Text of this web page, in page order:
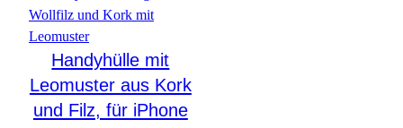
Handyhülle mit
Leomuster aus Kork
und Filz, für iPhone